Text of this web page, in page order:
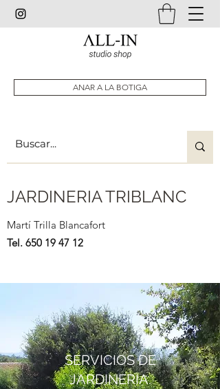
ANAR A LA BOTIGA
JARDINERIA TRIBLANC
Martí Trilla Blancafort
Tel. 650 19 47 12
SERVICIOS DE
JARDINERIA.